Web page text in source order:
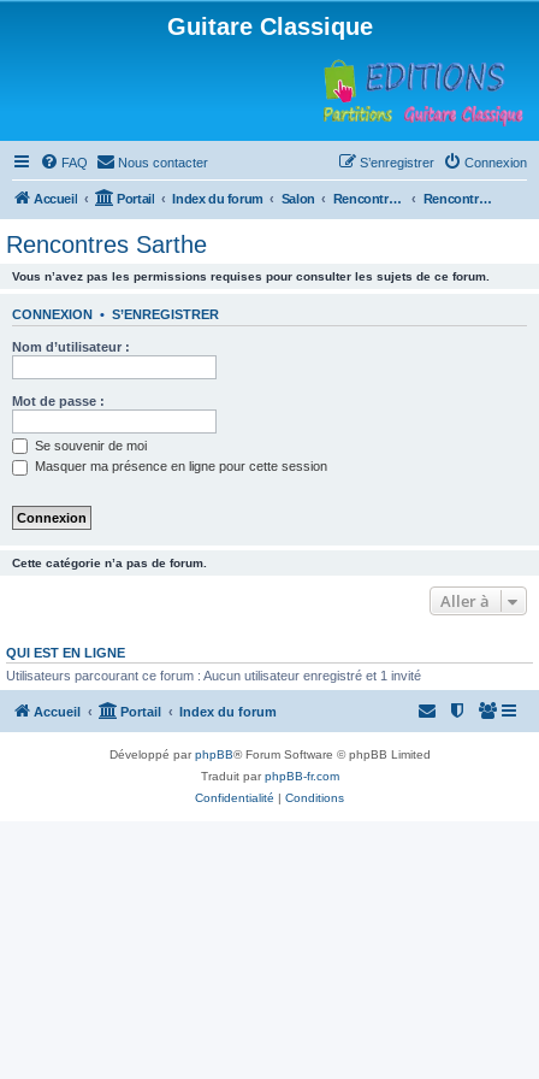
Guitare Classique
FAQ Nous contacter Connexion
S’enregistrer
Accueil Portail Index du forum Salon Rencontres musicales Rencontres Sarthe
Rencontres Sarthe
Vous n’avez pas les permissions requises pour consulter les sujets de ce forum.
CONNEXION • S’ENREGISTRER
Nom d’utilisateur :
Mot de passe :
Se souvenir de moi
Masquer ma présence en ligne pour cette session
Cette catégorie n’a pas de forum.
Aller à
QUI EST EN LIGNE
Utilisateurs parcourant ce forum : Aucun utilisateur enregistré et 1 invité
Accueil Portail Index du forum
Développé parphpBB® Forum Software © phpBB Limited
Traduit parphpBB-fr.com
Confidentialité | Conditions